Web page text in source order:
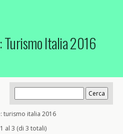
Turismo Italia 2016
turismo italia 2016
al 3 (di 3 totali)